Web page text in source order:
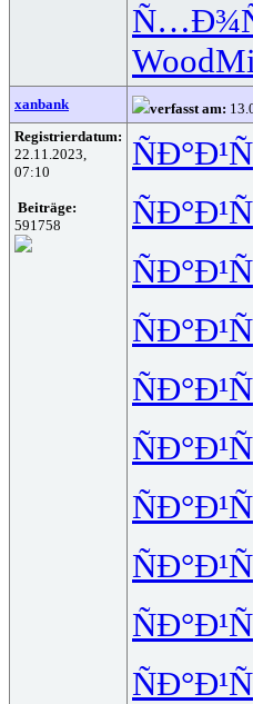
Wood
xanbank verfasst am:
Registrierdatum:
22.11.2023,
07:10
Beiträge:
591758